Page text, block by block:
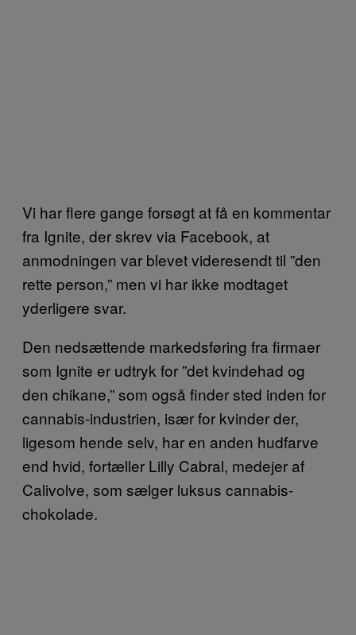
Vi har flere gange forsøgt at få en kommentar
fra Ignite, der skrev via Facebook, at
anmodningen var blevet videresendt til ”den
rette person,” men vi har ikke modtaget
yderligere svar.
Den nedsættende markedsføring fra firmaer
som Ignite er udtryk for ”det kvindehad og
den chikane,” som også finder sted inden for
cannabis-industrien, især for kvinder der,
ligesom hende selv, har en anden hudfarve
end hvid, fortæller Lilly Cabral, medejer af
Calivolve, som sælger luksus cannabis-
chokolade.